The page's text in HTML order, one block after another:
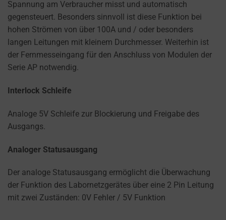
Spannung am Verbraucher misst und automatisch
gegensteuert. Besonders sinnvoll ist diese Funktion bei
hohen Strömen von über 100A und / oder besonders
langen Leitungen mit kleinem Durchmesser. Weiterhin ist
der Fernmesseingang für den Anschluss von Modulen der
Serie AP notwendig.
Interlock Schleife
Analoge 5V Schleife zur Blockierung und Freigabe des
Ausgangs.
Analoger Statusausgang
Der analoge Statusausgang ermöglicht die Überwachung
der Funktion des Labornetzgerätes über eine 2 Pin Leitung
mit zwei Zuständen: 0V Fehler / 5V Funktion